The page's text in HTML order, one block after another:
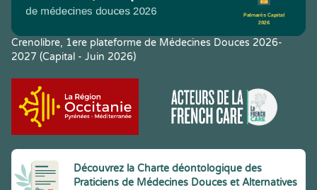
Crenolibre, 1ere plateforme de Médecines Douces 2026-
2027 (Capital - Juin 2026)
Découvrez la Charte déontologique des
Praticiens de Médecines Douces et Alternatives